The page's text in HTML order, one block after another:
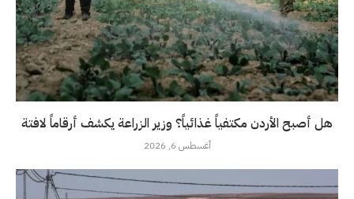
هل أصبح الأردن مكتفياً غذائياً؟ وزير الزراعة يكشف أرقاماً لافتة
أغسطس 6, 2026